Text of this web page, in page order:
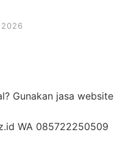
Gunakan jasa website
WA 085722250509